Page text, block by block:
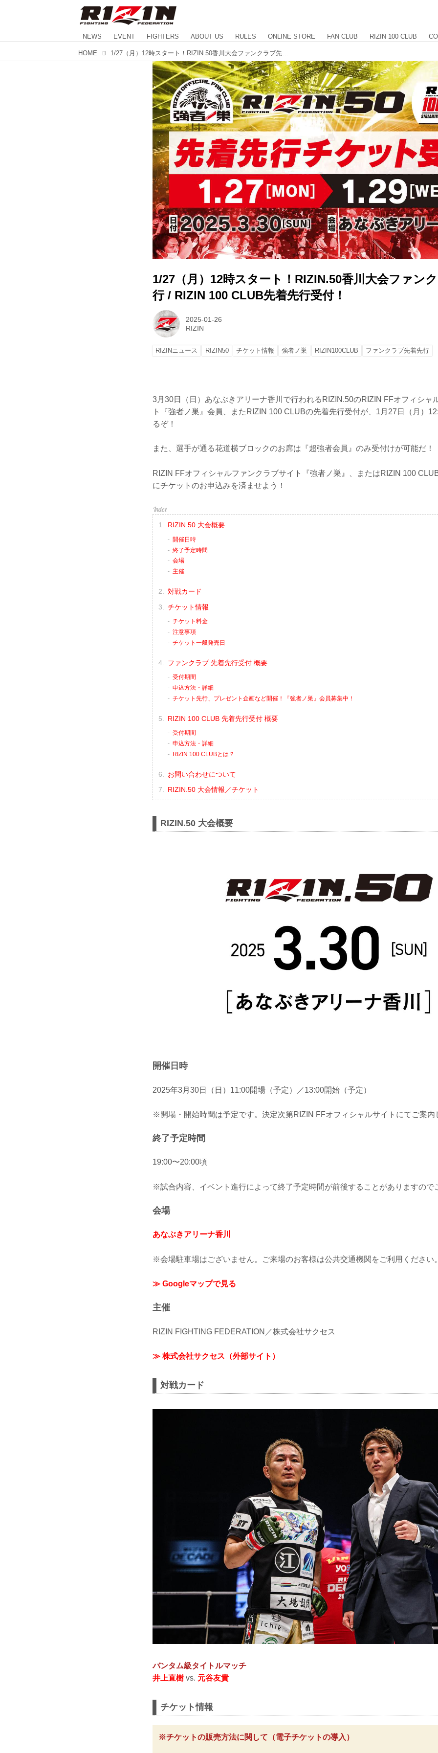
NEWS EVENT FIGHTERS ABOUT US RULES ONLINE STORE FAN CLUB RIZIN 100 CLUB
HOME
1/27（月）12時スタート！RIZIN.50香川大会ファン
行 / RIZIN 100 CLUB先着先行受付！
2025-01-26
RIZIN
RIZINニュース RIZIN50 チケット情報 強者ノ巣 RIZIN100CLUB ファンクラブ先着先行
3月30日（日）あなぶきアリーナ香川で行われるRIZIN.50のRIZIN FFオフィシャ
ト『強者ノ巣』会員、またRIZIN 100 CLUBの先着先行受付が、1月27日（月）
るぞ！
また、選手が通る花道横ブロックのお席は『超強者会員』のみ受付けが可能だ！
RIZIN FFオフィシャルファンクラブサイト『強者ノ巣』、またはRIZIN 100
にチケットのお申込みを済ませよう！
RIZIN.50 大会概要
開催日時
終了予定時間
会場
主催
対戦カード
チケット情報
チケット料金
注意事項
チケット一般発売日
ファンクラブ 先着先行受付 概要
受付期間
申込方法・詳細
チケット先行、プレゼント企画など開催！『強者ノ巣』会員募集中！
RIZIN 100 CLUB 先着先行受付 概要
受付期間
申込方法・詳細
RIZIN 100 CLUBとは？
お問い合わせについて
RIZIN.50 大会情報／チケット
RIZIN.50 大会概要
開催日時
2025年3月30日（日）11:00開場（予定）／13:00開始（予定）
※開場・開始時間は予定です。決定次第RIZIN FFオフィシャルサイトにてご案内
終了予定時間
19:00〜20:00頃
※試合内容、イベント進行によって終了予定時間が前後することがありますので
会場
あなぶきアリーナ香川
※会場駐車場はございません。ご来場のお客様は公共交通機関をご利用ください。
≫ Googleマップで見る
主催
RIZIN FIGHTING FEDERATION／株式会社サクセス
≫ 株式会社サクセス（外部サイト）
対戦カード
バンタム級タイトルマッチ
井上直樹 vs. 元谷友貴
チケット情報
※チケットの販売方法に関して（電子チケットの導入）